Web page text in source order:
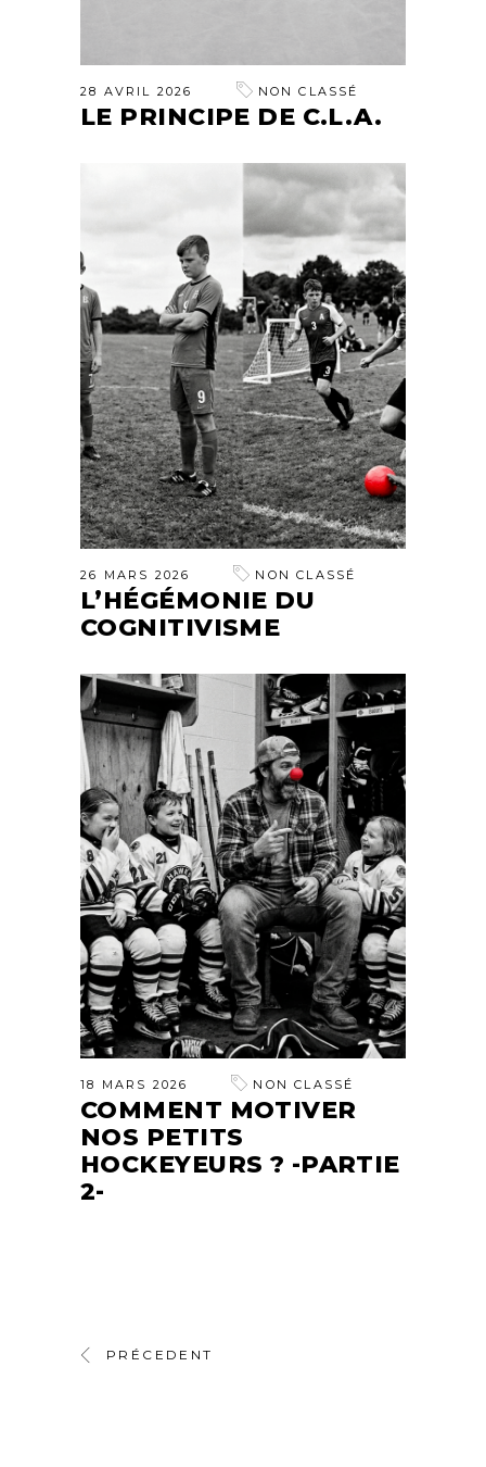
28 AVRIL 2026 NON CLASSÉ
LE PRINCIPE DE C.L.A.
26 MARS 2026 NON CLASSÉ
L’HÉGÉMONIE DU
COGNITIVISME
18 MARS 2026 NON CLASSÉ
COMMENT MOTIVER
NOS PETITS
HOCKEYEURS ? -PARTIE
2-
PRÉCEDENT